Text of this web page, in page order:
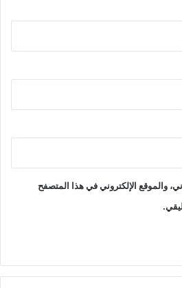
والموقع الإلكتروني في هذا المتصفح